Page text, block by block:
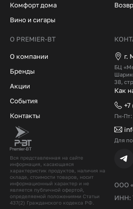
Вся представленная на сайте
информация, касающаяся
характеристик продуктов, наличия на
складе, стоимости товаров, носит
информационный характер и не
является публичной офертой,
определяемой положениями Статьи
437(2) Гражданского кодекcа РФ.
ООО
ИНН:
Комфорт дома
Вино и сигары
О PREMIER-BT
О компании
Бренды
Акции
События
Контакты
г.
БЦ
38,
Как
Пн-Пт:
Для